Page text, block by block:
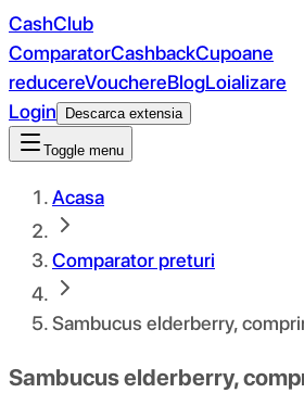
CashClub
ComparatorCashbackCupoane
reducereVouchereBlogLoializare
Login
Descarca extensia
Toggle menu
Acasa
Comparator preturi
Sambucus elderberry,
Sambucus elderberry,